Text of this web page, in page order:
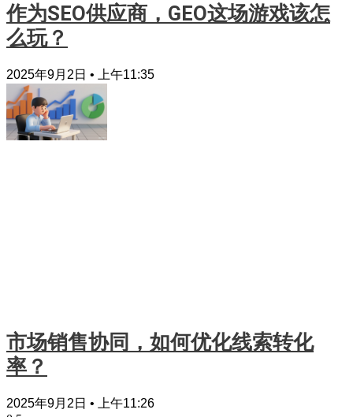
作为SEO供应商，GEO这场游戏该怎
么玩？
2025年9月2日 上午11:35
市场销售协同，如何优化线索转化
率？
2025年9月2日 上午11:26